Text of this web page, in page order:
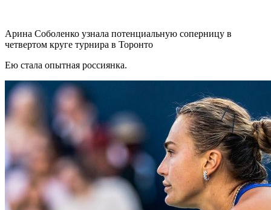
Арина Соболенко узнала потенциальную соперницу в
четвертом круге турнира в Торонто
Ею стала опытная россиянка.